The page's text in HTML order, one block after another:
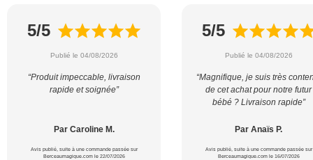
5/5
Publié le 04/08/2026
“Produit impeccable, livraison
rapide et soignée”
Par Caroline M.
Avis publié, suite à une commande passée sur
Berceaumagique.com le 22/07/2026
5/5
Publié le 04/08/2026
“Magnifique, je suis très
de cet achat pour notre futur
bébé ? Livraison rapide”
Par Anaïs P.
Avis publié, suite à une commande passée sur
Berceaumagique.com le 16/07/2026